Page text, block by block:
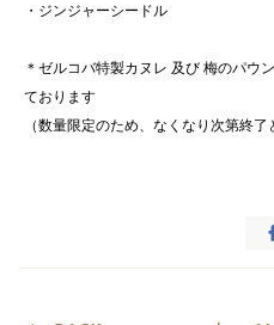
・ジンジャーシードル
＊ゼルコバ特製カヌレ 及び 梅のパウ
ております
（数量限定のため、なくなり次第終了